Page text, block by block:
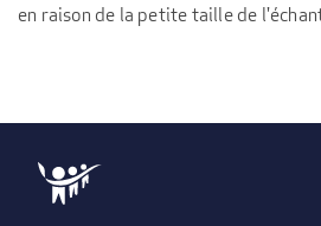
en raison de la petite taille de